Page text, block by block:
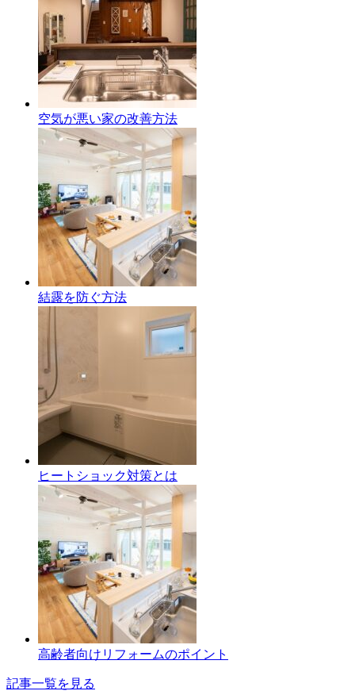
空気が悪い家の改善方法
結露を防ぐ方法
ヒートショック対策とは
高齢者向けリフォームのポイント
記事一覧を見る